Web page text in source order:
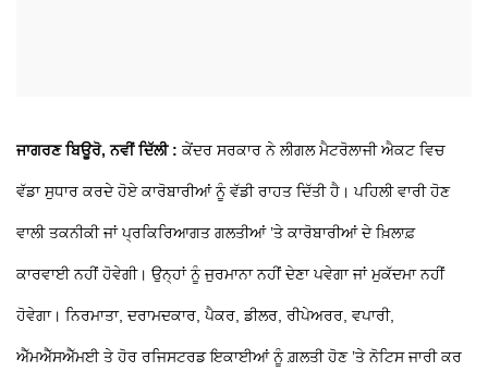
ਜਾਗਰਣ ਬਿਊਰੋ, ਨਵੀਂ ਦਿੱਲੀ : ਕੇਂਦਰ ਸਰਕਾਰ ਨੇ ਲੀਗਲ ਮੈਟਰੋਲਾਜੀ ਐਕਟ ਵਿਚ
ਵੱਡਾ ਸੁਧਾਰ ਕਰਦੇ ਹੋਏ ਕਾਰੋਬਾਰੀਆਂ ਨੂੰ ਵੱਡੀ ਰਾਹਤ ਦਿੱਤੀ ਹੈ। ਪਹਿਲੀ ਵਾਰੀ ਹੋਣ
ਵਾਲੀ ਤਕਨੀਕੀ ਜਾਂ ਪ੍ਰਕਿਰਿਆਗਤ ਗਲਤੀਆਂ ’ਤੇ ਕਾਰੋਬਾਰੀਆਂ ਦੇ ਖ਼ਿਲਾਫ਼
ਕਾਰਵਾਈ ਨਹੀਂ ਹੋਵੇਗੀ। ਉਨ੍ਹਾਂ ਨੂੰ ਜੁਰਮਾਨਾ ਨਹੀਂ ਦੇਣਾ ਪਵੇਗਾ ਜਾਂ ਮੁਕੱਦਮਾ ਨਹੀਂ
ਹੋਵੇਗਾ। ਨਿਰਮਾਤਾ, ਦਰਾਮਦਕਾਰ, ਪੈਕਰ, ਡੀਲਰ, ਰੀਪੇਅਰਰ, ਵਪਾਰੀ,
ਐੱਮਐੱਸਐੱਮਈ ਤੇ ਹੋਰ ਰਜਿਸਟਰਡ ਇਕਾਈਆਂ ਨੂੰ ਗ਼ਲਤੀ ਹੋਣ ’ਤੇ ਨੋਟਿਸ ਜਾਰੀ ਕਰ